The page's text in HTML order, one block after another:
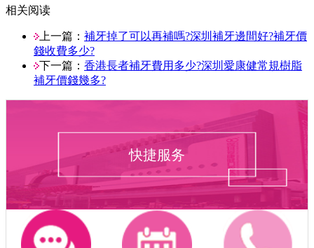
相关阅读
上一篇： 補牙掉了可以再補嗎?深圳補牙邊間好?補牙價
錢收費多少?
下一篇： 香港長者補牙費用多少?深圳愛康健常規樹脂
補牙價錢幾多?
快捷服务